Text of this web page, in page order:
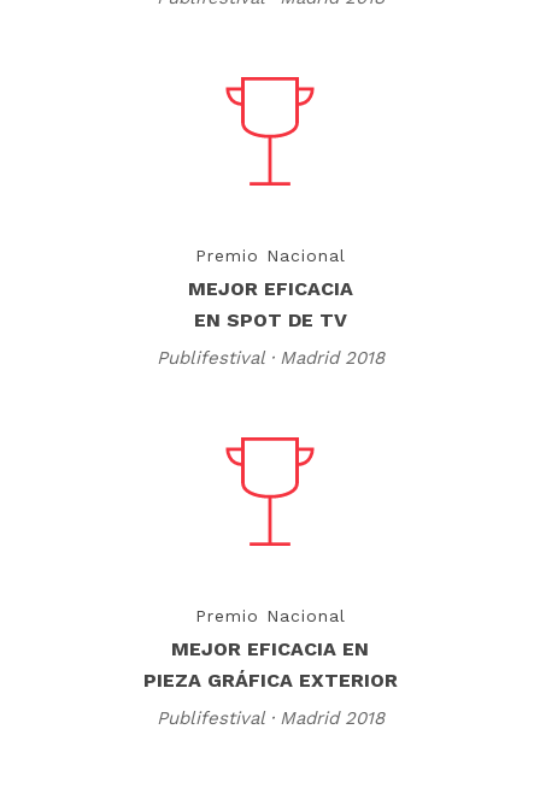
Premio Nacional
MEJOR EFICACIA
EN SPOT DE TV
Publifestival · Madrid 2018
Premio Nacional
MEJOR EFICACIA EN
PIEZA GRÁFICA EXTERIOR
Publifestival · Madrid 2018